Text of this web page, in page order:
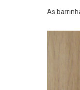
As